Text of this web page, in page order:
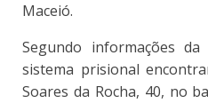
Maceió.
Segundo informações
sistema prisional
Soares da Rocha, 40, no